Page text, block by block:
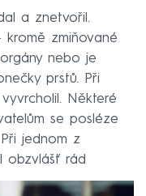
a znetvořil.
kromě zmiňované
nebo je
prstů. Při
Některé
se posléze
jednom z
obzvlášť rád